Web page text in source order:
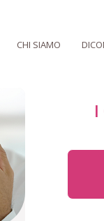
CHI SIAMO
I